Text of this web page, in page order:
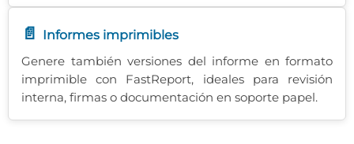
📄 Informes imprimibles
Genere también versiones del informe en formato
imprimible con FastReport, ideales para revisión
interna, firmas o documentación en soporte papel.